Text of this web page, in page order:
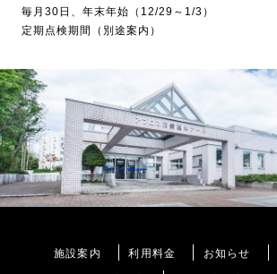
毎月30日、年末年始（12/29～1/3）
定期点検期間（別途案内）
施設案内 利用料金 お知らせ